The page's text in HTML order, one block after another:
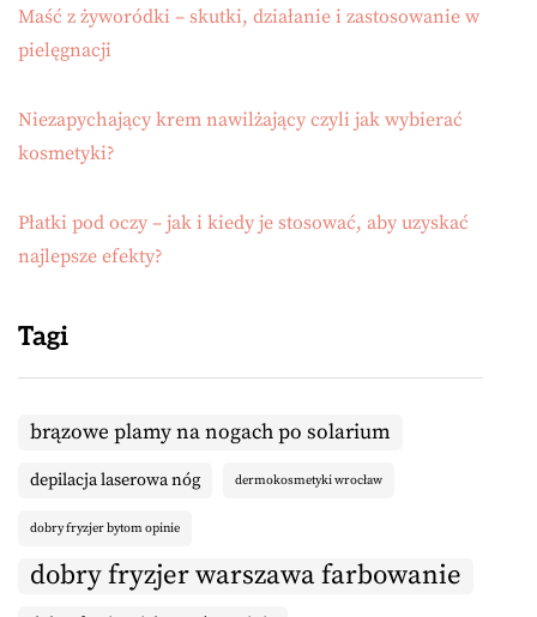
Maść z żyworódki – skutki, działanie i zastosowanie w
pielęgnacji
Niezapychający krem nawilżający czyli jak wybierać
kosmetyki?
Płatki pod oczy – jak i kiedy je stosować, aby uzyskać
najlepsze efekty?
Tagi
brązowe plamy na nogach po solarium
depilacja laserowa nóg dermokosmetyki wrocław
dobry fryzjer bytom opinie
dobry fryzjer warszawa farbowanie